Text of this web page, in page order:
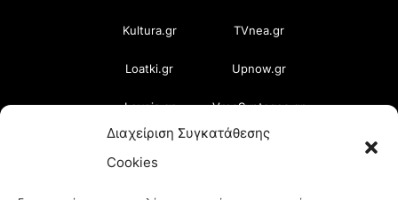
Διαχείριση Συγκατάθεσης
Cookies
Kultura.gr TVnea.gr
Loatki.gr Upnow.gr
Loveis.gr VresSyntages.gr
ModernaGynaika.gr Xristianika.gr